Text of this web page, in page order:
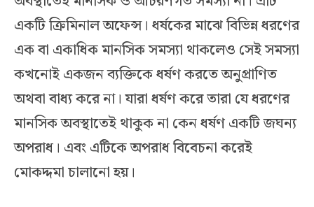
একটি ক্রিমিনাল অফেন্স। ধর্ষকের মাঝে বিভিন্ন ধরণের
এক বা একাধিক মানসিক সমস্যা থাকলেও সেই সমস্যা
কখনোই একজন ব্যক্তিকে ধর্ষণ করতে অনুপ্রাণিত
অথবা বাধ্য করে না। যারা ধর্ষণ করে তারা যে ধরণের
মানসিক অবস্থাতেই থাকুক না কেন ধর্ষণ একটি জঘন্য
অপরাধ। এবং এটিকে অপরাধ বিবেচনা করেই
মোকদ্দমা চালানো হয়।